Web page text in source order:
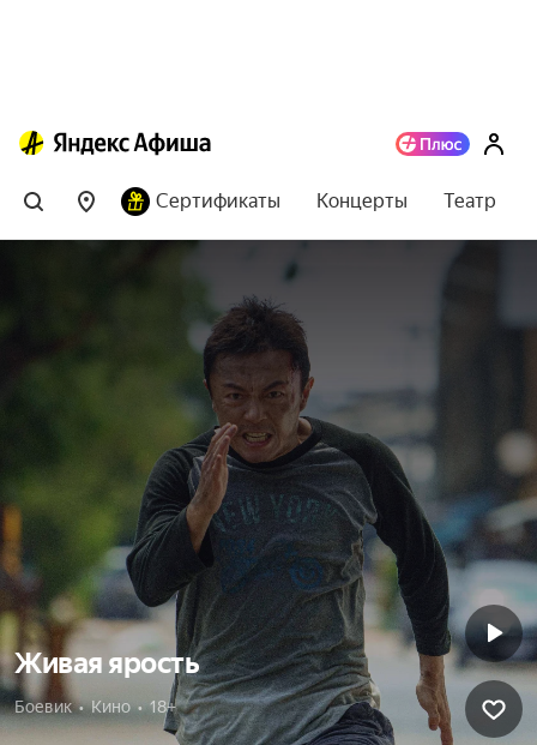
Сертификаты Концерты Театр
Живая ярость
Боевик  •  Кино  •  18+